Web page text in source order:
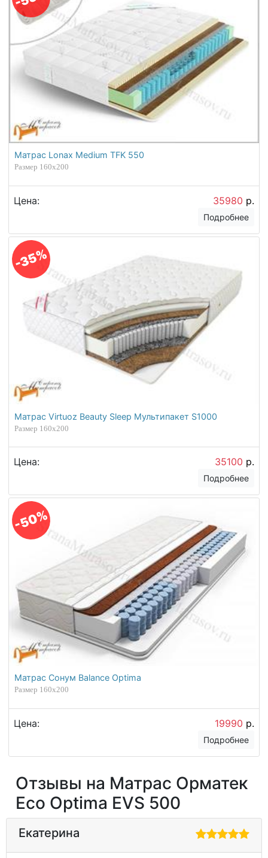
Матрас Lonax Medium TFK 550
Размер 160х200
Цена: 35980 р.
Подробнее
-35%
Матрас Virtuoz Beauty Sleep Мультипакет S1000
Размер 160х200
Цена: 35100 р.
Подробнее
-50%
Матрас Сонум Balance Optima
Размер 160х200
Цена: 19990 р.
Подробнее
Отзывы на Матрас Орматек
Eco Optima EVS 500
Екатерина